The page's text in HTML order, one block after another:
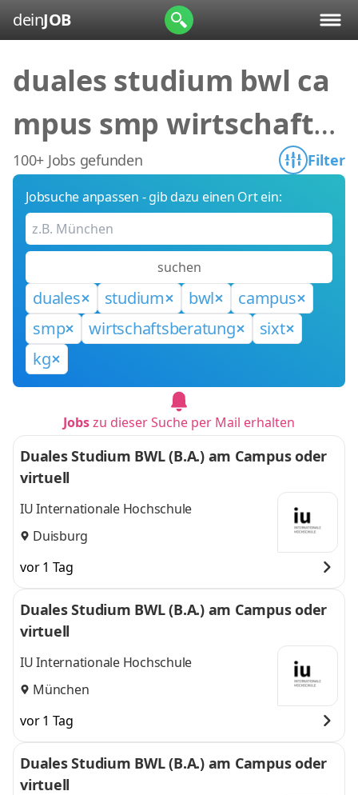
deinJOB
duales studium bwl ca
mpus smp wirtschafts
beratung sixt kg
100+ Jobs gefunden Filter
Jobsuche anpassen - gib dazu einen Ort ein:
suchen
duales studium bwl
campus
smp
wirtschaftsberatung
sixt
kg
Jobszu dieser Suche per Mail erhalten
Duales Studium BWL (B.A.) am Campus oder
virtuell
IU Internationale Hochschule
Duisburg
vor 1 Tag
Duales Studium BWL (B.A.) am Campus oder
virtuell
IU Internationale Hochschule
München
vor 1 Tag
Duales Studium BWL (B.A.) am Campus oder
virtuell